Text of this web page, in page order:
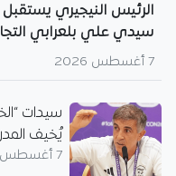
الرئيس النيجيري يستقبل
سيدي علي بلعرابي
7 أغسطس 2026
سيدات
يُخيف
7 أغسطس 2026